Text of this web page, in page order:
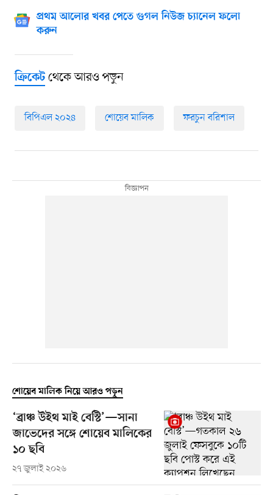
প্রথম আলোর খবর পেতে গুগল নিউজ চ্যানেল ফলো
করুন
ক্রিকেটথেকে আরও পড়ুন
বিপিএল ২০২৪ শোয়েব মালিক ফরচুন বরিশাল
শোয়েব মালিক নিয়ে আরও পড়ুন
‘ব্রাঞ্চ উইথ মাই বেস্টি’—সানা
জাভেদের সঙ্গে শোয়েব মালিকের
১০ ছবি
২৭ জুলাই ২০২৬